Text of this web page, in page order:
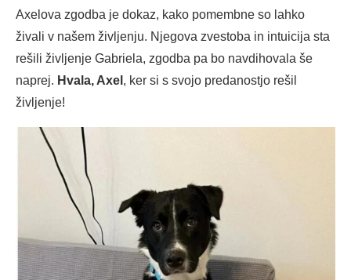
Axelova zgodba je dokaz, kako pomembne so lahko
živali v našem življenju. Njegova zvestoba in intuicija sta
rešili življenje Gabriela, zgodba pa bo navdihovala še
naprej. Hvala, Axel , ker si s svojo predanostjo rešil
življenje!